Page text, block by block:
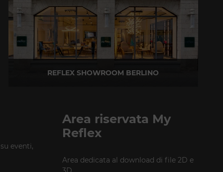
REFLEX SHOWROOM BERLINO
eventi,
Area riservata My
Reflex
Area dedicata al download di file 2D e